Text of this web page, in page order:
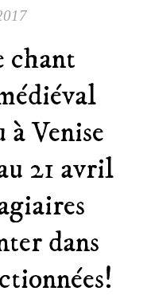
chant
à Venise
21 avril
dans